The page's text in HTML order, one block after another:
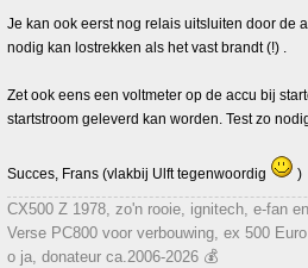
Je kan ook eerst nog relais uitsluiten door de
nodig kan lostrekken als het vast brandt (!) .
Zet ook eens een voltmeter op de accu bij
startstroom geleverd kan worden. Test zo
Succes, Frans (vlakbij Ulft tegenwoordig )
CX500 Z 1978, zo'n rooie, ignitech, e-fan
Verse PC800 voor verbouwing, ex 500
o ja, donateur ca.2006-2026 💰